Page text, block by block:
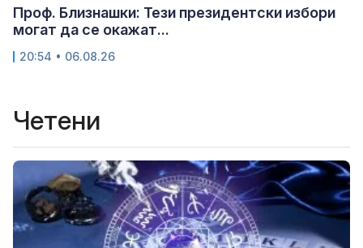
Проф. Близнашки: Тези президентски избори
могат да се окажат...
20:54 • 06.08.26
Четени